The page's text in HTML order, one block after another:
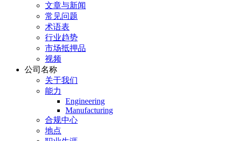
文章与新闻
常见问题
术语表
行业趋势
市场抵押品
视频
公司名称
关于我们
能力
Engineering
Manufacturing
合规中心
地点